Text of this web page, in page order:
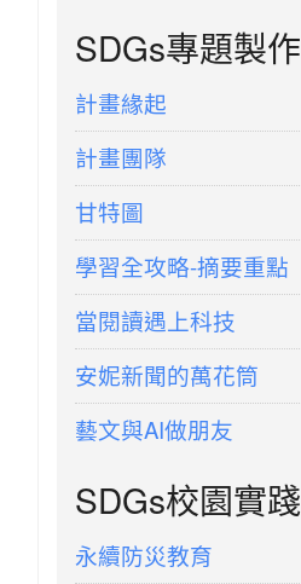
SDGs專題製作
計畫緣起
計畫團隊
甘特圖
學習全攻略-摘要重點
當閱讀遇上科技
安妮新聞的萬花筒
藝文與AI做朋友
SDGs校園實踐
永續防災教育